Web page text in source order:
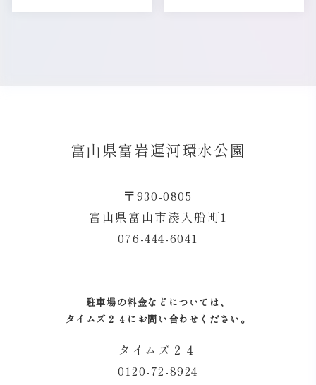
富山県富岩運河環水公園
〒930-0805
富山県富山市湊入船町1
076-444-6041
駐車場の料金などについては、
タイムズ２４にお問い合わせください。
タイムズ２４
0120-72-8924